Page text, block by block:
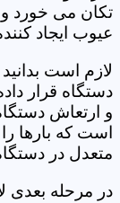
تکان می خورد و
عیوب ایجاد
لازم است
دستگاه قرار
و ارتعاش
است که بارها
متعدل در
در مرحله بعدی